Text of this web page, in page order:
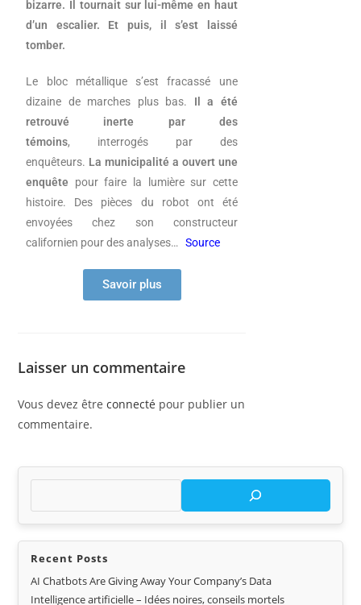
bizarre. Il tournait sur lui-même en haut
d’un escalier. Et puis, il s’est laissé
tomber.
Le bloc métallique s’est fracassé une
dizaine de marches plus bas.
Il a été
retrouvé inerte par des
témoins, interrogés par des
enquêteurs. La municipalité a ouvert une
enquête pour faire la lumière sur cette
histoire. Des pièces du robot ont été
envoyées chez son constructeur
californien pour des analyses…Source
Savoir plus
Laisser un commentaire
Vous devez êtreconnecté pour publier un
commentaire.
Recent Posts
AI Chatbots Are Giving Away Your Company’s Data
Intelligence artificielle – Idées noires, conseils mortels